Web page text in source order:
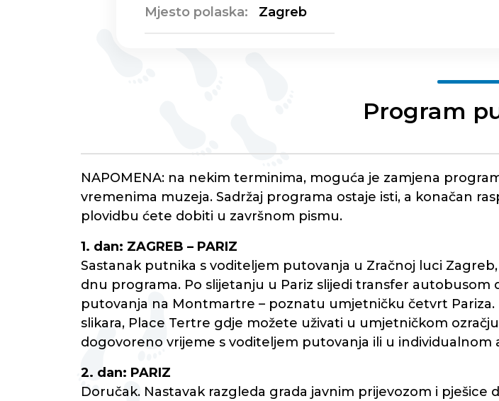
Mjesto polaska: Zagreb
Program
NAPOMENA: na nekim terminima, moguća je zamjena
vremenima muzeja. Sadržaj programa ostaje isti, a konačan
plovidbu ćete dobiti u završnom pismu.
1. dan: ZAGREB – PARIZ
Sastanak putnika s voditeljem putovanja u Zračnoj luci
dnu programa. Po slijetanju u Pariz slijedi transfer
putovanja na Montmartre – poznatu umjetničku četvrt
slikara, Place Tertre gdje možete uživati u umjetničkom
dogovoreno vrijeme s voditeljem putovanja ili u individualnom
2. dan: PARIZ
Doručak. Nastavak razgleda grada javnim prijevozom i pješice